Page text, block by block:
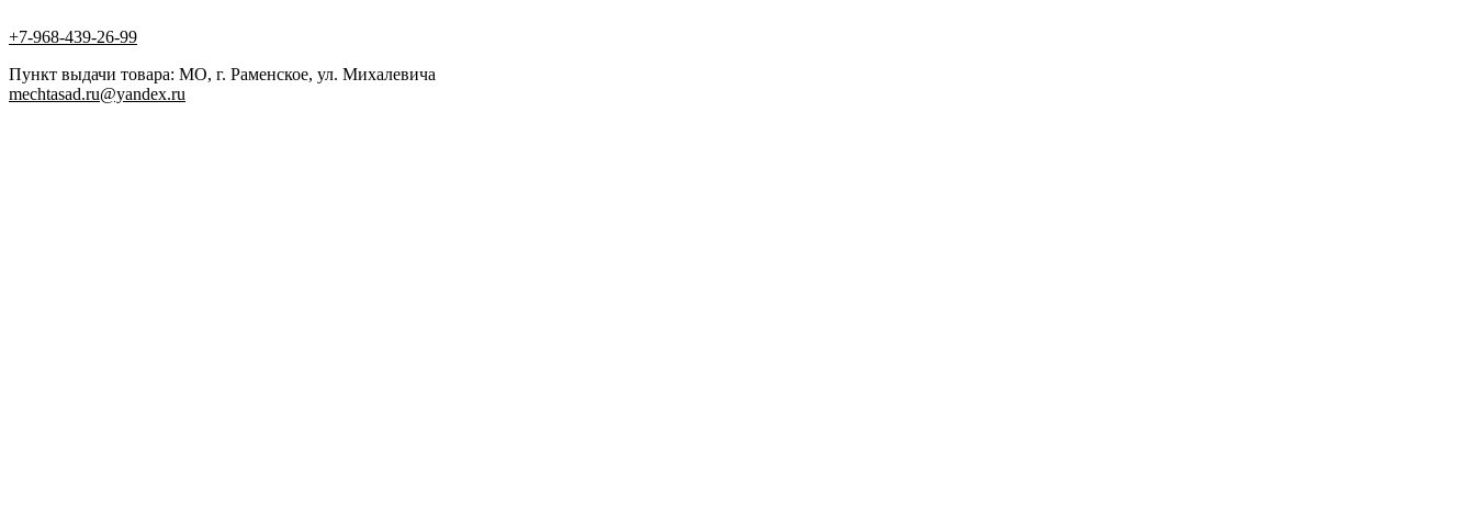
+7-968-439-26-99
Пункт выдачи товара: МО, г. Раменское, ул. Михалевича
mechtasad.ru@yandex.ru